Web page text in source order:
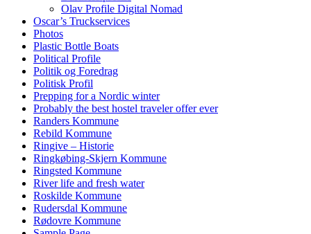
Olav Profile Digital Nomad
Oscar’s Truckservices
Photos
Plastic Bottle Boats
Political Profile
Politik og Foredrag
Politisk Profil
Prepping for a Nordic winter
Probably the best hostel traveler offer ever
Randers Kommune
Rebild Kommune
Ringive – Historie
Ringkøbing-Skjern Kommune
Ringsted Kommune
River life and fresh water
Roskilde Kommune
Rudersdal Kommune
Rødovre Kommune